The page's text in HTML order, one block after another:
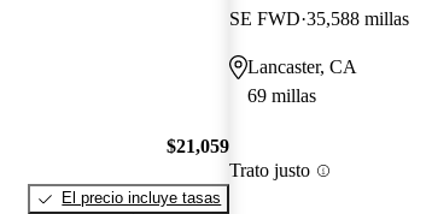
$21,059
El precio incluye tasas
SE FWD 35,588 millas
Lancaster, CA
69 millas
Trato justo